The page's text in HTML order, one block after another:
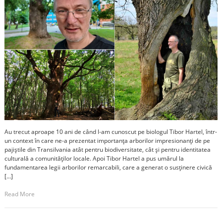
Au trecut aproape 10 ani de când l-am cunoscut pe biologul Tibor Hartel, într-
un context în care ne-a prezentat importanța arborilor impresionanți de pe
pajiștile din Transilvania atât pentru biodiversitate, cât și pentru identitatea
culturală a comunităților locale. Apoi Tibor Hartel a pus umărul la
fundamentarea legii arborilor remarcabili, care a generat o susținere civică
[…]
Read More